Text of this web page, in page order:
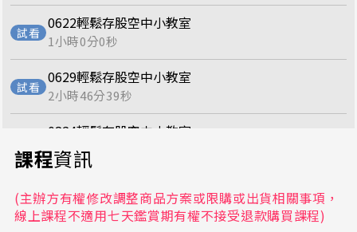
0622輕鬆存股空中小教室
1小時0分0秒
0629輕鬆存股空中小教室
2小時46分39秒
0824輕鬆存股空中小教室
2小時46分39秒
課程資訊
(主辦方有權修改調整商品方案或限購或出貨相關事項，
線上課程不適用七天鑑賞期有權不接受退款購買課程)